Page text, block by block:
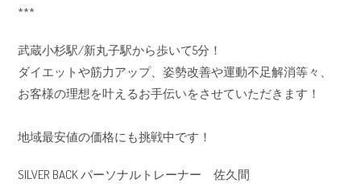
***
武蔵小杉駅/新丸子駅から歩いて5分！
ダイエットや筋力アップ、姿勢改善や運動不足解消等々、
お客様の理想を叶えるお手伝いをさせていただきます！
地域最安値の価格にも挑戦中です！
SILVER BACK パーソナルトレーナー 佐久間